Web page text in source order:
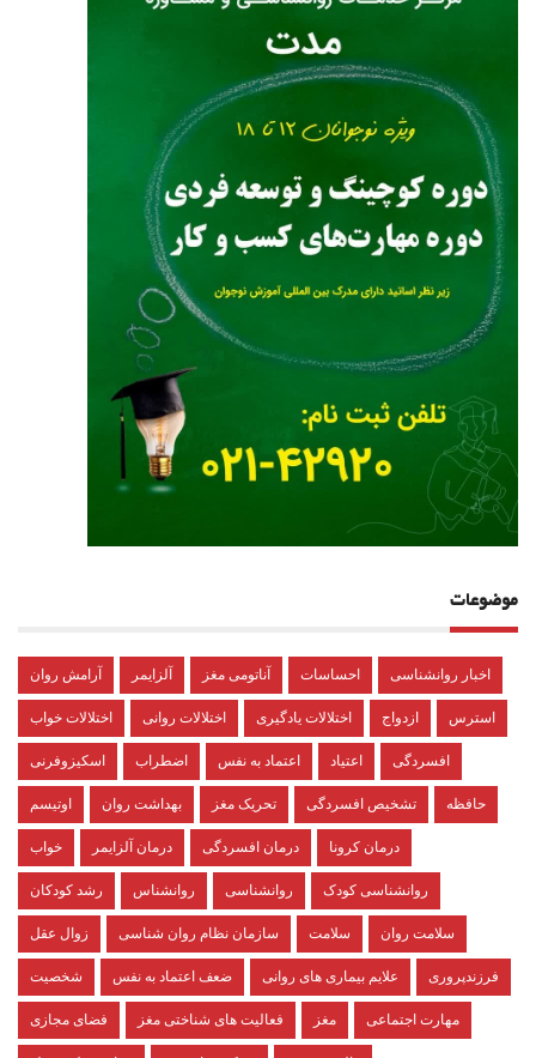
موضوعات
آرامش روان آلزایمر آناتومی مغز احساسات اخبار روانشناسی
اختلالات خواب اختلالات روانی اختلالات یادگیری ازدواج استرس
اسکیزوفرنی اضطراب اعتماد به نفس اعتیاد افسردگی
اوتیسم بهداشت روان تحریک مغز تشخیص افسردگی حافظه
خواب درمان آلزایمر درمان افسردگی درمان کرونا
رشد کودکان روانشناس روانشناسی روانشناسی کودک
زوال عقل سازمان نظام روان شناسی سلامت سلامت روان
شخصیت ضعف اعتماد به نفس علایم بیماری های روانی فرزندپروری
فضای مجازی فعالیت های شناختی مغز مغز مهارت اجتماعی